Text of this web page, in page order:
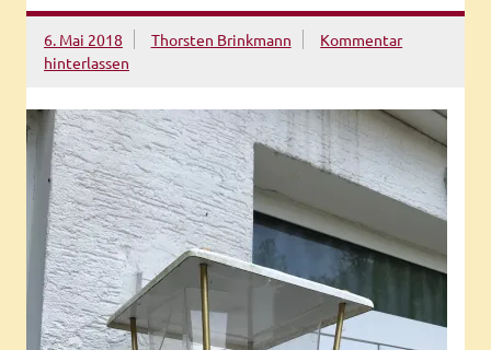
6. Mai 2018 Thorsten Brinkmann
Kommentar
hinterlassen